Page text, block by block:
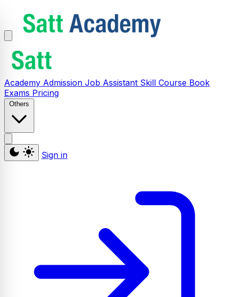
Academy Admission Job Assistant Skill Course Book
Exams Pricing
Others
Sign in